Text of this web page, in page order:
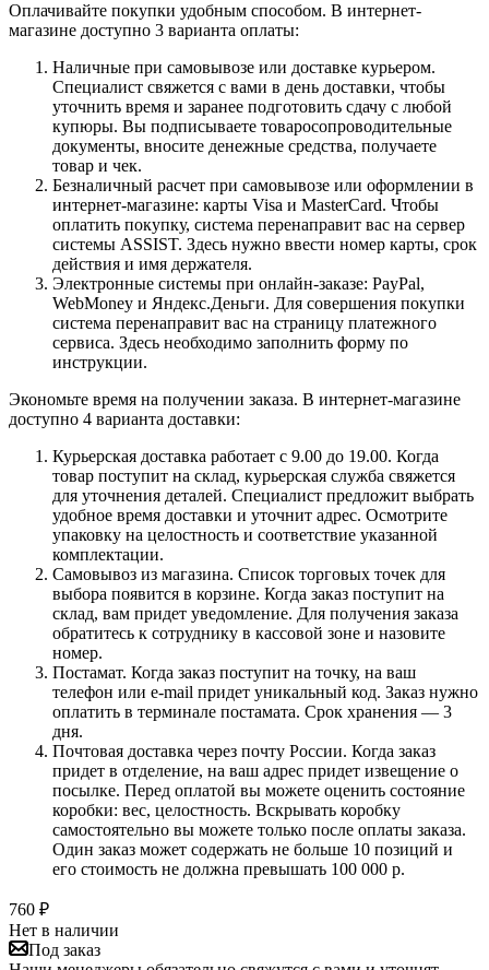
Оплачивайте покупки удобным способом. В интернет-
магазине доступно 3 варианта оплаты:
Наличные при самовывозе или доставке курьером.
Специалист свяжется с вами в день доставки, чтобы
уточнить время и заранее подготовить сдачу с любой
купюры. Вы подписываете товаросопроводительные
документы, вносите денежные средства, получаете
товар и чек.
Безналичный расчет при самовывозе или оформлении в
интернет-магазине: карты Visa и MasterCard. Чтобы
оплатить покупку, система перенаправит вас на сервер
системы ASSIST. Здесь нужно ввести номер карты, срок
действия и имя держателя.
Электронные системы при онлайн-заказе: PayPal,
WebMoney и Яндекс.Деньги. Для совершения покупки
система перенаправит вас на страницу платежного
сервиса. Здесь необходимо заполнить форму по
инструкции.
Экономьте время на получении заказа. В интернет-магазине
доступно 4 варианта доставки:
Курьерская доставка работает с 9.00 до 19.00. Когда
товар поступит на склад, курьерская служба свяжется
для уточнения деталей. Специалист предложит выбрать
удобное время доставки и уточнит адрес. Осмотрите
упаковку на целостность и соответствие указанной
комплектации.
Самовывоз из магазина. Список торговых точек для
выбора появится в корзине. Когда заказ поступит на
склад, вам придет уведомление. Для получения заказа
обратитесь к сотруднику в кассовой зоне и назовите
номер.
Постамат. Когда заказ поступит на точку, на ваш
телефон или e-mail придет уникальный код. Заказ нужно
оплатить в терминале постамата. Срок хранения — 3
дня.
Почтовая доставка через почту России. Когда заказ
придет в отделение, на ваш адрес придет извещение о
посылке. Перед оплатой вы можете оценить состояние
коробки: вес, целостность. Вскрывать коробку
самостоятельно вы можете только после оплаты заказа.
Один заказ может содержать не больше 10 позиций и
его стоимость не должна превышать 100 000 р.
760 ₽
Нет в наличии
Под заказ